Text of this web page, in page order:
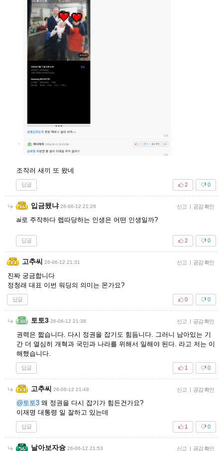
조작러 새끼 또 왔네
답글 0
2
입금됐냐 26-06-12 21:26 신고 | 공감 확인
ai로 주작하다 렙따당하는 인생은 어떤 인생일까?
답글 0
2
고추씨 26-06-12 21:31 신고 | 공감 확인
진짜 궁금합니다
정청래 대표 이번 워딩의 의미는 몬가요?
답글 0
0
토토3 26-06-12 21:38 신고 | 공감 확인
권력은 짧습니다. 다시 정권을 잡기도 힘듬니다. 그러니 남아있는 기
간 더 열심히 개혁과 국민과 나라를 위해서 일해야 된다. 라고 저는 이
해했습니다.
답글 0
1
고추씨 26-06-12 21:48 신고 | 공감 확인
@토토3 왜 정권을 다시 잡기가 힘든건가요?
이재명 대통령 일 잘하고 있는데
답글 0
1
날아보자슝 26-06-12 21:53 신고 | 공감 확인